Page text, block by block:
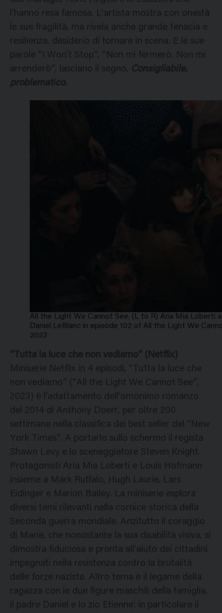
l’hanno resa famosa. L’artista mostra con onestà
le sue fragilità, ma rivela anche grande tenacia e
resilienza, desiderio di tornare in scena. E le sue
parole “I Won’t Stop”, “Non mi fermerò. Non mi
arrenderò”, lasciano il segno. Consigliabile,
problematico.
All the Light We Cannot See. (L to R) Aria Mia Loberti
Daniel LeBlanc in episode 102 of All the Light We
2023
“Tutta la luce che non vediamo” (Netflix)
Miniserie Netflix in 4 episodi, “Tutta la luce che
non vediamo” (“All the Light We Cannot See”,
2023) è l’adattamento dell’omonimo romanzo
del 2014 di Anthony Doerr, per oltre 200
settimane nella classifica dei best seller del “New
York Times”. A portarlo sullo schermo il regista
Shawn Levy e lo sceneggiatore Steven Knight.
Protagonisti Aria Mia Loberti e Louis Hofmann
insieme a Mark Ruffalo, Hugh Laurie, Lars
Eidinger e Marion Bailey. La miniserie esplora
diversi temi rilevanti nella cornice storica della
Seconda guerra mondiale. Anzitutto il coraggio
di Marie, che nonostante la sua disabilità visiva, si
dimostra fiduciosa e pronta all’aiuto dei cittadini
impegnati nella resistenza contro la brutalità
delle forze naziste. Altro tema è il legame della
ragazza con le due figure maschili della famiglia,
il padre Daniel e lo zio Etienne: in particolare il